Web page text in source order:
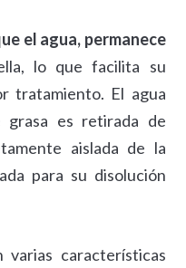
el agua, permanece
lo que facilita su
tratamiento. El agua
grasa es retirada de
aislada de la
para su disolución
varias características